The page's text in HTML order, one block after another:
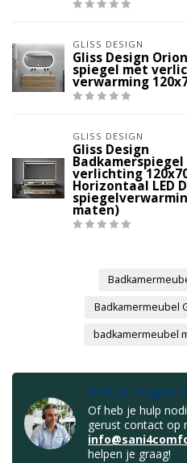
GLISS DESIGN
Gliss Design
spiegel met
verwarming
GLISS DESIGN
Gliss Design
verlichting
Horizontaal LED
maten)
Badkamermeubel
badkamermeubel
Heb je vragen
Of heb je hulp
gerust contact op
helpen je graag!